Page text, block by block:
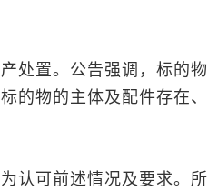
处置。公告强调，标的物
的物的主体及配件存在、
认可前述情况及要求。所